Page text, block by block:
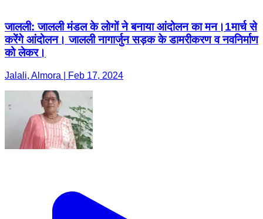
जालली: जालली मंडल के लोगों ने बनाया आंदोलन का मन।1मार्च से
करेंगे आंदोलन। जालली नागार्जुन सड़क के डामरीकरण व नवनिर्माण
को लेकर।
Jalali, Almora | Feb 17, 2024